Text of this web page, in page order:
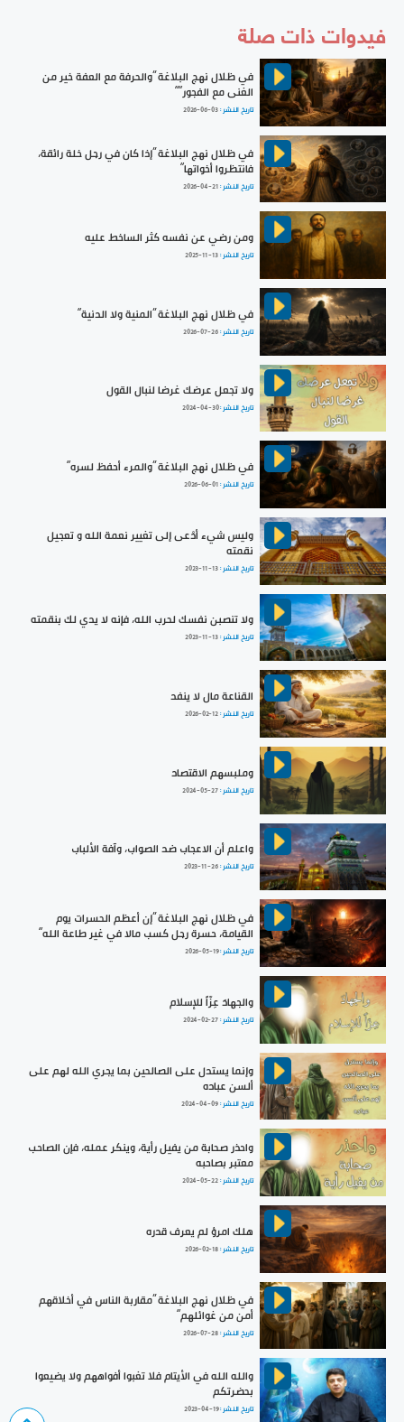
فيدوات ذات صلة
في ظلال نهج البلاغة ”والحرفة مع العفة خير من
الغنى مع الفجور““
تاريخ النشر :2026-06-03
في ظلال نهج البلاغة ”إذا كان في رجل خلة رائقة،
فانتظروا أخواتها“
تاريخ النشر :2026-04-21
ومن رضي عن نفسه كثر الساخط عليه
تاريخ النشر :2025-11-13
في ظلال نهج البلاغة ”المنية ولا الدنية“
تاريخ النشر :2026-07-26
ولا تجعل عرضك غرضا لنبال القول
تاريخ النشر :2024-04-30
في ظلال نهج البلاغة ”والمرء أحفظ لسره“
تاريخ النشر :2026-06-01
وليس شيء أدْعى إلى تغيير نعمة الله و تعجيل
نقمته
تاريخ النشر :2023-11-13
ولا تنصبن نفسك لحرب الله، فإنه لا يدي لك بنقمته
تاريخ النشر :2023-11-13
القناعة مال لا ينفد
تاريخ النشر :2026-02-12
وملبسهم الاقتصاد
تاريخ النشر :2024-05-27
واعلم أن الاعجاب ضد الصواب، وآفة الألباب
تاريخ النشر :2023-11-26
في ظلال نهج البلاغة ”إن أعظم الحسرات يوم
القيامة، حسرة رجل كسب مالا في غير طاعة الله“
تاريخ النشر :2026-05-19
والجهادَ عِزّاً للإسلام
تاريخ النشر :2024-02-27
وإنما يستدل على الصالحين بما يجري الله لهم على
ألسن عباده
تاريخ النشر :2024-04-09
واحذر صحابة من يفيل رأية، وينكر عمله، فإن الصاحب
معتبر بصاحبه
تاريخ النشر :2024-05-22
هلك امرؤ لم يعرف قدره
تاريخ النشر :2026-02-18
في ظلال نهج البلاغة ”مقاربة الناس في أخلاقهم
أمن من غوائلهم“
تاريخ النشر :2026-07-28
والله الله في الأيتام فلا تغبوا أفواههم ولا يضيعوا
بحضرتكم
تاريخ النشر :2023-04-19